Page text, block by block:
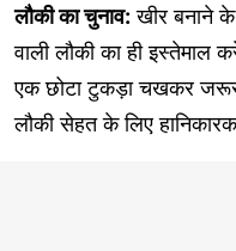
लौकी का चुनाव: खीर बनाने
वाली लौकी का ही
एक छोटा टुकड़ा चखकर
लौकी सेहत के लिए